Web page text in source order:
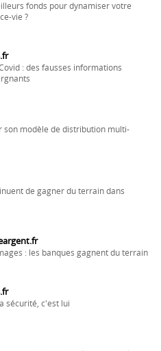
fonds pour dynamiser votre
vie ?
: des fausses informations
son modèle de distribution multi-
de gagner du terrain dans
: les banques gagnent du terrain
sécurité, c'est lui